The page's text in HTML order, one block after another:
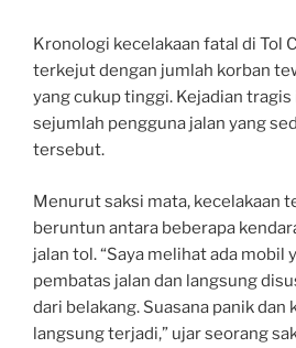
Kronologi kecelakaan fatal di Tol
terkejut dengan jumlah korban
yang cukup tinggi. Kejadian
sejumlah pengguna jalan yang
tersebut.
Menurut saksi mata, kecelakaan
beruntun antara beberapa
jalan tol. “Saya melihat ada mobil
pembatas jalan dan langsung
dari belakang. Suasana panik dan
langsung terjadi,” ujar seorang